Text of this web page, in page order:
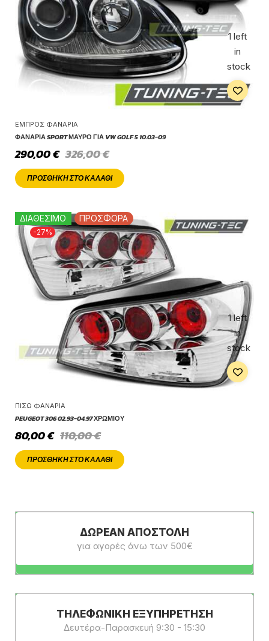
1 left
in
stock
ΕΜΠΡΌΣ ΦΑΝΆΡΙΑ
ΦΑΝΆΡΙΑ SPORT ΜΑΎΡΟ ΓΙΑ VW GOLF 5 10.03-09
326,00€
290,00€
ΠΡΟΣΘΉΚΗ ΣΤΟ ΚΑΛΆΘΙ
-27%
ΔΙΑΘΕΣΙΜΟ ΠΡΟΣΦΟΡΑ
1 left
in
stock
ΠΊΣΩ ΦΑΝΆΡΙΑ
PEUGEOT 306 02.93-04.97 ΧΡΩΜΊΟΥ
110,00€
80,00€
ΠΡΟΣΘΉΚΗ ΣΤΟ ΚΑΛΆΘΙ
ΔΩΡΕΆΝ ΑΠΟΣΤΟΛΉ
για αγορές άνω των 500€
ΤΗΛΕΦΩΝΙΚΗ ΕΞΥΠΗΡΕΤΗΣΗ
Δευτέρα-Παρασκευή 9:30 - 15:30